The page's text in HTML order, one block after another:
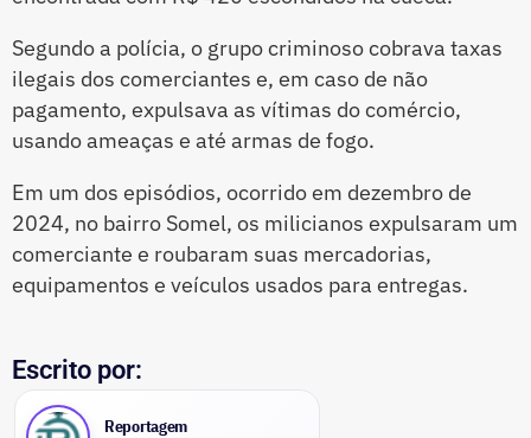
Segundo a polícia, o grupo criminoso cobrava taxas
ilegais dos comerciantes e, em caso de não
pagamento, expulsava as vítimas do comércio,
usando ameaças e até armas de fogo.
Em um dos episódios, ocorrido em dezembro de
2024, no bairro Somel, os milicianos expulsaram um
comerciante e roubaram suas mercadorias,
equipamentos e veículos usados para entregas.
Escrito por:
Reportagem